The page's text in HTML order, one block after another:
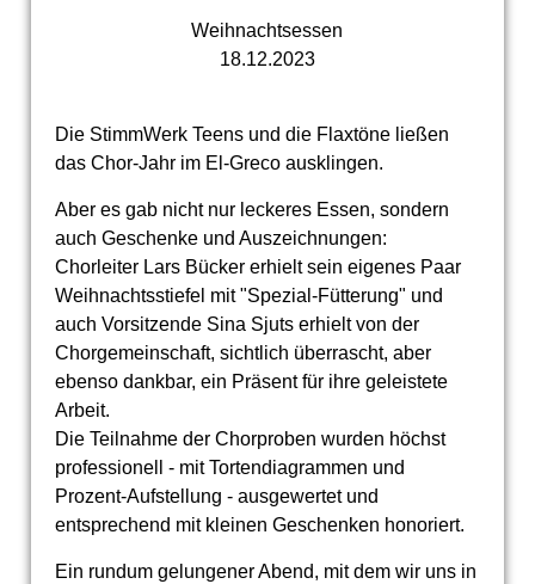
Weihnachtsessen
18.12.2023
Die StimmWerk Teens und die Flaxtöne ließen
das Chor-Jahr im El-Greco ausklingen.
Aber es gab nicht nur leckeres Essen, sondern
auch Geschenke und Auszeichnungen:
Chorleiter Lars Bücker erhielt sein eigenes Paar
Weihnachtsstiefel mit "Spezial-Fütterung" und
auch Vorsitzende Sina Sjuts erhielt von der
Chorgemeinschaft, sichtlich überrascht, aber
ebenso dankbar, ein Präsent für ihre geleistete
Arbeit.
Die Teilnahme der Chorproben wurden höchst
professionell - mit Tortendiagrammen und
Prozent-Aufstellung - ausgewertet und
entsprechend mit kleinen Geschenken honoriert.
Ein rundum gelungener Abend, mit dem wir uns in